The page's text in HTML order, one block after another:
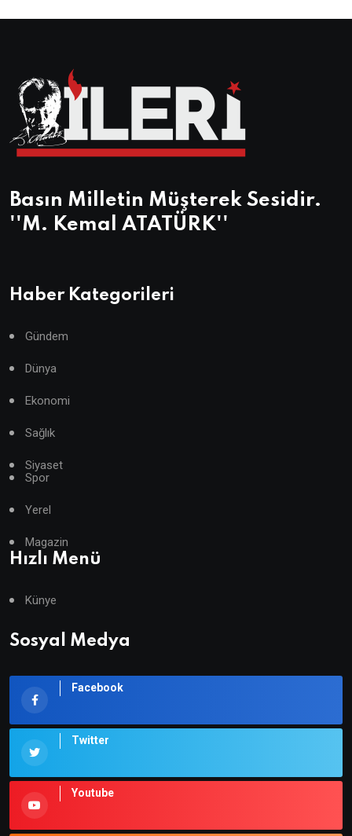
Basın Milletin Müşterek Sesidir.
''M. Kemal ATATÜRK''
Haber Kategorileri
Gündem
Dünya
Ekonomi
Sağlık
Siyaset
Spor
Yerel
Magazin
Hızlı Menü
Künye
Sosyal Medya
Facebook
Twitter
Youtube